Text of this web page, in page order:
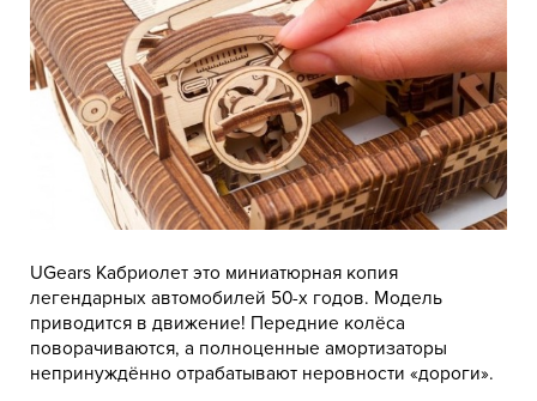
UGears Кабриолет это миниатюрная копия
легендарных автомобилей 50-х годов. Модель
приводится в движение! Передние колёса
поворачиваются, а полноценные амортизаторы
непринуждённо отрабатывают неровности «дороги».